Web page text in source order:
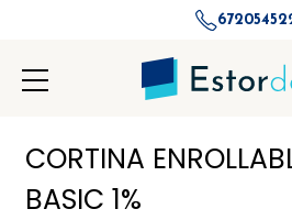
CORTINA
BASIC 1%